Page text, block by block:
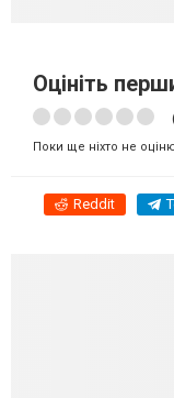
Оцініть
Поки ще ніхто не
Reddit